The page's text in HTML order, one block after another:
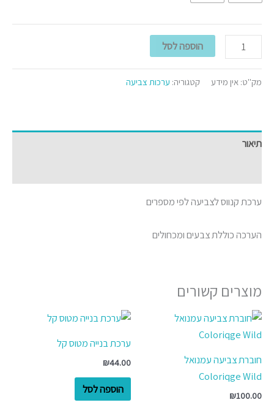
הוספה לסל
מק"ט: אין מידע קטגוריה: ערכות צביעה
תיאור
ערכת קנווס לצביעה לפי מספרים
הערכה כוללת צבעים ומכחולים
מוצרים קשורים
חוברת צביעה עמנואל
Coloriqge Wild
₪100.00
ערכת בנייה מטוס קל
₪44.00
הוספה לסל